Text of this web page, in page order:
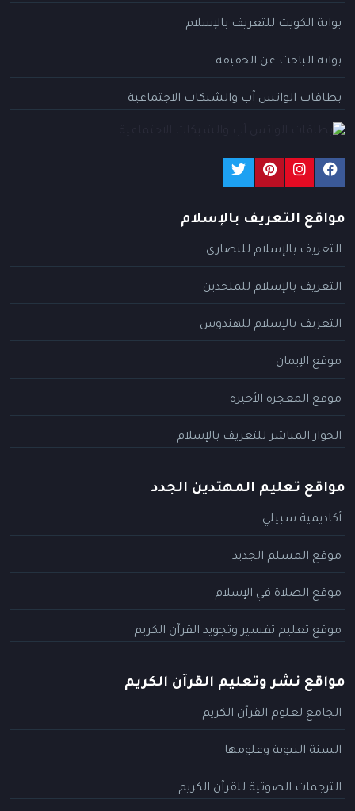
بوابة الكويت للتعريف بالإسلام
بوابة الباحث عن الحقيقة
بطاقات الواتس آب والشبكات الاجتماعية
مواقع التعريف بالإسلام
التعريف بالإسلام للنصارى
التعريف بالإسلام للملحدين
التعريف بالإسلام للهندوس
موقع الإيمان
موقع المعجزة الأخيرة
الحوار المباشر للتعريف بالإسلام
مواقع تعليم المهتدين الجدد
أكاديمية سبيلي
موقع المسلم الجديد
موقع الصلاة في الإسلام
موقع تعليم تفسير وتجويد القرآن الكريم
مواقع نشر وتعليم القرآن الكريم
الجامع لعلوم القرآن الكريم
السنة النبوية وعلومها
الترجمات الصوتية للقرآن الكريم